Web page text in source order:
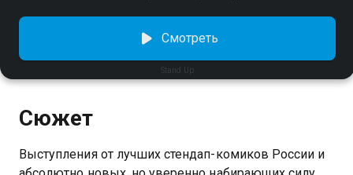
Stand Up
Смотреть
Сюжет
Выступления от лучших стендап-комиков России и